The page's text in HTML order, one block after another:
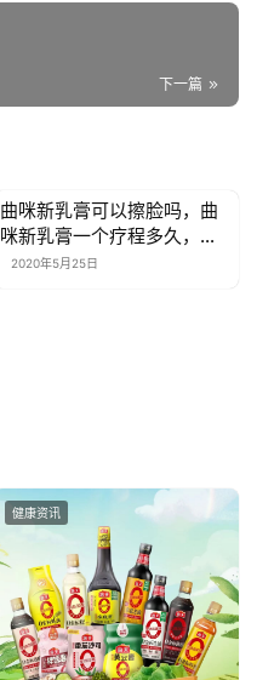
下一篇
健康资讯
曲咪新乳膏可以擦脸吗，曲
咪新乳膏一个疗程多久，用
药须知！
2020年5月25日
健康资讯